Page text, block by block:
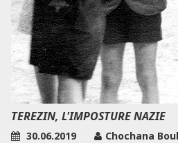
TEREZIN, L'IMPOSTURE NAZIE
30.06.2019 Chochana